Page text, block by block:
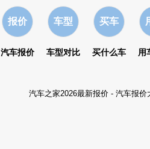
报价
汽车报价
车型
车型对比
买车
买什么车 用
汽车之家2026最新报价- 汽车报价